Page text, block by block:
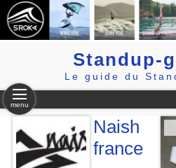
Standup-
Le guide du
menu
Naish
france